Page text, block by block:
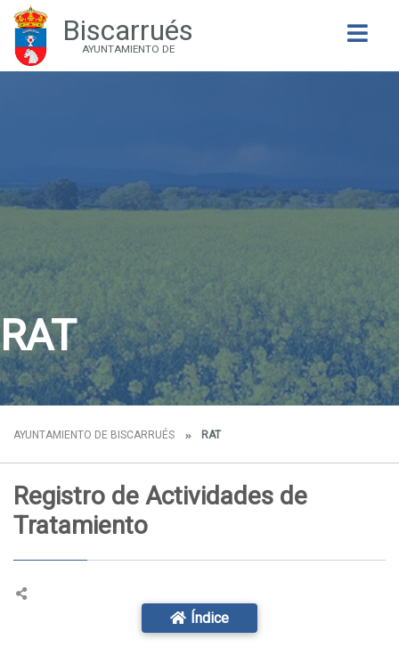
Biscarrués
AYUNTAMIENTO DE
RAT
AYUNTAMIENTO DE BISCARRUÉS RAT
Registro de Actividades de
Tratamiento
Índice